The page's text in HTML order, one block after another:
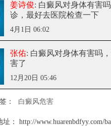
姜诗俊: 白癜风对身体有害吗
诊，最好去医院检查一下
4月1日 06:02
张佑: 白癜风对身体有害吗
害了
12月20日 05:46
： 白癜风危害
：
http://www.huarenbdfyy.com/